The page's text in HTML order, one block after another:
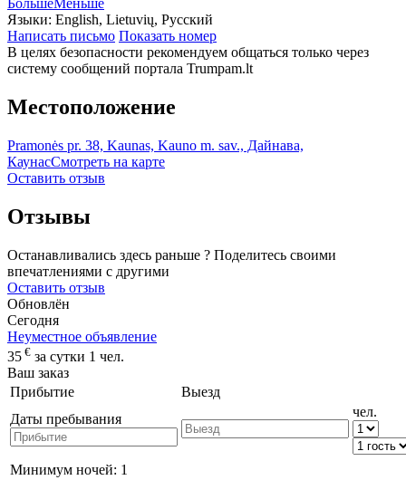
БольшеМеньше
Языки: English, Lietuvių, Русский
Написать письмо Показать номер
В целях безопасности рекомендуем общаться только через
систему сообщений портала Trumpam.lt
Местоположение
Pramonės pr. 38, Kaunas, Kauno m. sav., Дайнава,
КаунасСмотреть на карте
Оставить отзыв
Отзывы
Останавливались здесь раньше ? Поделитесь своими
впечатлениями с другими
Оставить отзыв
Обновлён
Сегодня
Неуместное объявление
35 € за сутки 1 чел.
Ваш заказ
Прибытие
Выезд
Даты пребывания
чел.
Минимум ночей: 1